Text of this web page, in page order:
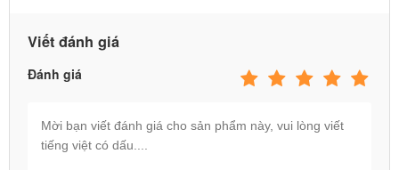
luôn là một trong những mẫu
Viết đánh giá
Đánh giá